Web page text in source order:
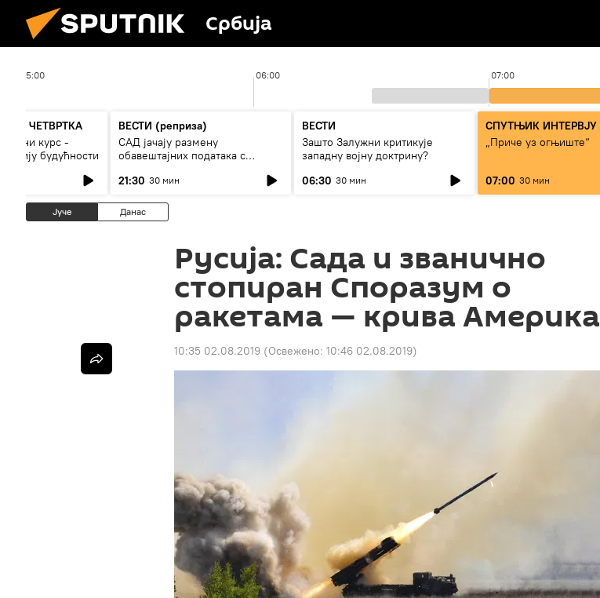
Србија
05:00 06:00 07:00
ДО ЧЕТВРТКА
војни курс -
будућности
ВЕСТИ (реприза)
САД јачају размену
обавештајних података с
21:30 30 мин
ВЕСТИ
Зашто Залужни критикује
западну војну доктрину?
06:30 30 мин
СПУТЊИК ИНТЕРВЈУ
„Приче уз огњиште“
07:00 30 мин
Јуче Данас
Русија: Сада и званично
стопиран Споразум о
ракетама — крива Америка
10:35 02.08.2019 (Освежено: 10:46 02.08.2019)